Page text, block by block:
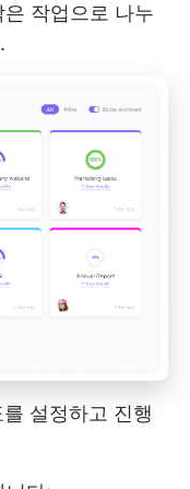
작업으로 나누
설정하고 진행